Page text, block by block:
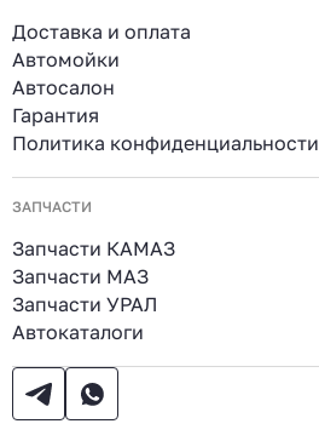
Доставка и оплата
Автомойки
Автосалон
Гарантия
Политика конфиденциальности
ЗАПЧАСТИ
Запчасти КАМАЗ
Запчасти МАЗ
Запчасти УРАЛ
Автокаталоги